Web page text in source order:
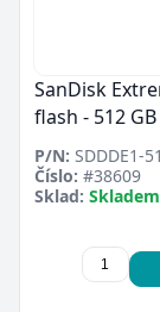
SanDisk
flash - 512 GB
P/N: SDDDE1-
Číslo: #38609
Sklad: